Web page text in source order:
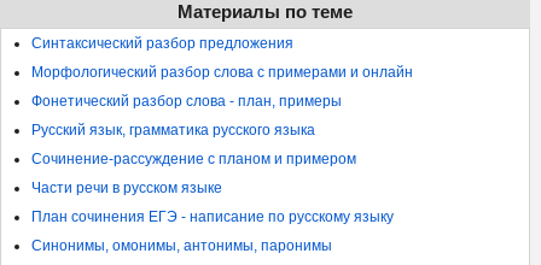
Материалы по теме
Синтаксический разбор предложения
Морфологический разбор слова с примерами и онлайн
Фонетический разбор слова - план, примеры
Русский язык, грамматика русского языка
Сочинение-рассуждение с планом и примером
Части речи в русском языке
План сочинения ЕГЭ - написание по русскому языку
Синонимы, омонимы, антонимы, паронимы